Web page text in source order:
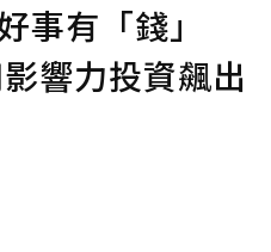
事有「錢」
響力投資飆出